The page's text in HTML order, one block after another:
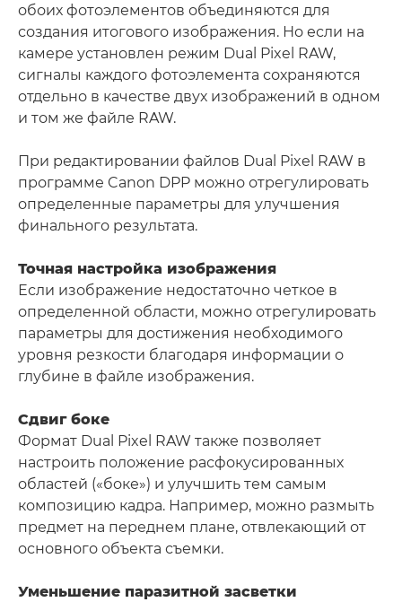
обоих фотоэлементов объединяются для
создания итогового изображения. Но если на
камере установлен режим Dual Pixel RAW,
сигналы каждого фотоэлемента сохраняются
отдельно в качестве двух изображений в одном
и том же файле RAW.
При редактировании файлов Dual Pixel RAW в
программе Canon DPP можно отрегулировать
определенные параметры для улучшения
финального результата.
Точная настройка изображения
Если изображение недостаточно четкое в
определенной области, можно отрегулировать
параметры для достижения необходимого
уровня резкости благодаря информации о
глубине в файле изображения.
Сдвиг боке
Формат Dual Pixel RAW также позволяет
настроить положение расфокусированных
областей («боке») и улучшить тем самым
композицию кадра. Например, можно размыть
предмет на переднем плане, отвлекающий от
основного объекта съемки.
Уменьшение паразитной засветки